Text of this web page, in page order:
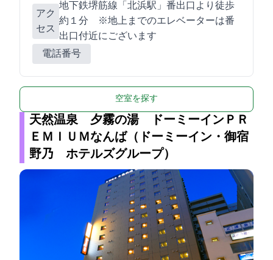
アク
セス
地下鉄堺筋線「北浜駅」4番出口より徒歩
約１分 ※地上までのエレベーターは4番
出口付近にございます
電話番号
空室を探す
天然温泉 夕霧の湯 ドーミーインＰＲ
ＥＭＩＵＭなんば（ドーミーイン・御宿
野乃 ホテルズグループ）